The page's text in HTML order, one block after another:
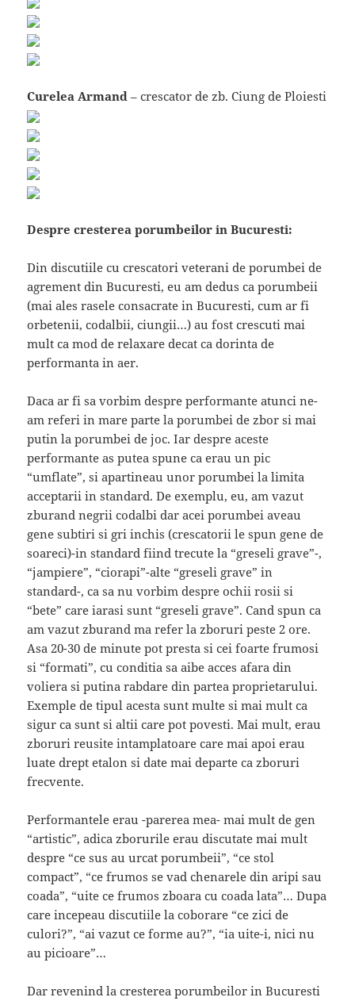
Curelea Armand – crescator de zb. Ciung de Ploiesti
Despre cresterea porumbeilor in Bucuresti:
Din discutiile cu crescatori veterani de porumbei de
agrement din Bucuresti, eu am dedus ca porumbeii
(mai ales rasele consacrate in Bucuresti, cum ar fi
orbetenii, codalbii, ciungii…) au fost crescuti mai
mult ca mod de relaxare decat ca dorinta de
performanta in aer.
Daca ar fi sa vorbim despre performante atunci ne-
am referi in mare parte la porumbei de zbor si mai
putin la porumbei de joc. Iar despre aceste
performante as putea spune ca erau un pic
“umflate”, si apartineau unor porumbei la limita
acceptarii in standard. De exemplu, eu, am vazut
zburand negrii codalbi dar acei porumbei aveau
gene subtiri si gri inchis (crescatorii le spun gene de
soareci)-in standard fiind trecute la “greseli grave”-,
“jampiere”, “ciorapi”-alte “greseli grave” in
standard-, ca sa nu vorbim despre ochii rosii si
“bete” care iarasi sunt “greseli grave”. Cand spun ca
am vazut zburand ma refer la zboruri peste 2 ore.
Asa 20-30 de minute pot presta si cei foarte frumosi
si “formati”, cu conditia sa aibe acces afara din
voliera si putina rabdare din partea proprietarului.
Exemple de tipul acesta sunt multe si mai mult ca
sigur ca sunt si altii care pot povesti. Mai mult, erau
zboruri reusite intamplatoare care mai apoi erau
luate drept etalon si date mai departe ca zboruri
frecvente.
Performantele erau -parerea mea- mai mult de gen
“artistic”, adica zborurile erau discutate mai mult
despre “ce sus au urcat porumbeii”, “ce stol
compact”, “ce frumos se vad chenarele din aripi sau
coada”, “uite ce frumos zboara cu coada lata”… Dupa
care incepeau discutiile la coborare “ce zici de
culori?”, “ai vazut ce forme au?”, “ia uite-i, nici nu
au picioare”…
Dar revenind la cresterea porumbeilor in Bucuresti